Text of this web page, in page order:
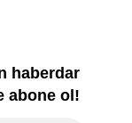
haberdar
abone ol!